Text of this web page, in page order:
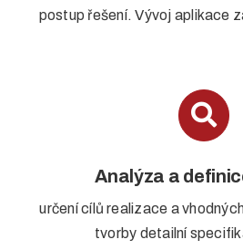
postup řešení. Vývoj aplikace
Analýza a
určení cílů realizace a
tvorby detailní